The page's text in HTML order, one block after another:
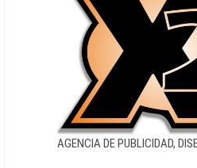
AGENCIA DE PUBLICIDAD,